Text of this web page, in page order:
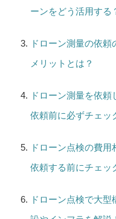
ーンをどう活用する
ドローン測量の依
メリットとは？
ドローン測量を依頼
依頼前に必ずチェッ
ドローン点検の費
依頼する前にチェッ
ドローン点検で大